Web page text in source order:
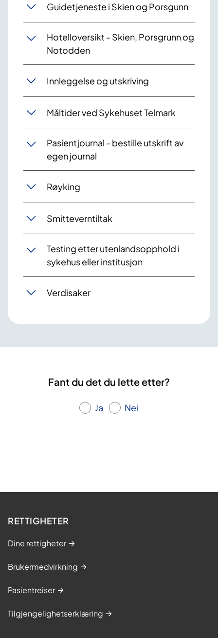
Guidetjeneste i Skien og Porsgunn
Hotelloversikt - Skien, Porsgrunn og
Notodden
Innleggelse og utskriving
Måltider ved Sykehuset Telmark
Pasientjournal - bestille utskrift av
egen journal
Røyking
Smitteverntiltak
Testing etter utenlandsopphold i
sykehus eller institusjon
Verdisaker
Fant du det du lette etter?
Ja Nei
RETTIGHETER
Dine rettigheter
Brukermedvirkning
Pasientreiser
Tilgjengelighetserklæring